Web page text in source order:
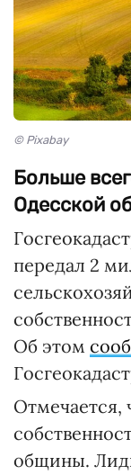
© Pixabay
Больше
Одесской
передал 2
Об этом
Отмечается,
общины.